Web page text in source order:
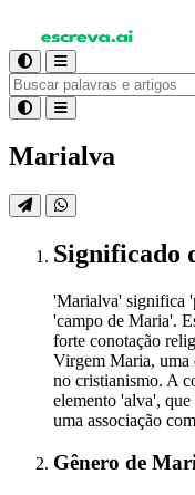
Marialva
Significado
'Marialva' significa
'campo de Maria'.
forte conotação
Virgem Maria, uma
no cristianismo. A
elemento 'alva',
uma associação
Gênero de